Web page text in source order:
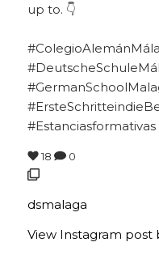
up to. 👇
18 0
dsmalaga
View Instagram post